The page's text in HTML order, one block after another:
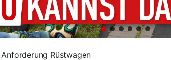
Rüstwagen